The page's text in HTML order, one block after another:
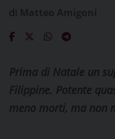
di
Prima di Natale un
Filippine. Potente
meno morti, ma non